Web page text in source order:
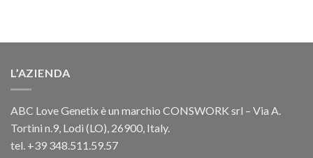
L’AZIENDA
ABC Love Genetix è un marchio CONSWORK srl – Via A.
Tortini n.9, Lodi (LO), 26900, Italy.
tel. +39 348.511.59.57